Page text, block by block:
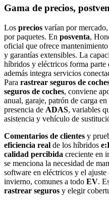
Gama de precios,
Los precios varían por
por paquetes. En posventa,
oficial que ofrece
y garantías extensibles. La
híbridos y eléctricos forma parte
además integra servicios
Para rastrear seguros de
seguros de coches, conviene
anual, garaje, patrón de carga
presencia de ADAS, variables
asistencia y vehículo de
Comentarios de clientes y
eficiencia real de los híbridos
calidad percibida creciente en
se menciona la necesidad de
software en eléctricos y el
invierno, comunes a todo EV.
rastrear seguros y elegir